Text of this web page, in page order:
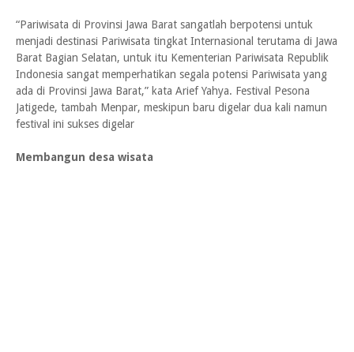
“Pariwisata di Provinsi Jawa Barat sangatlah berpotensi untuk
menjadi destinasi Pariwisata tingkat Internasional terutama di Jawa
Barat Bagian Selatan, untuk itu Kementerian Pariwisata Republik
Indonesia sangat memperhatikan segala potensi Pariwisata yang
ada di Provinsi Jawa Barat,” kata Arief Yahya. Festival Pesona
Jatigede, tambah Menpar, meskipun baru digelar dua kali namun
festival ini sukses digelar
Membangun desa wisata